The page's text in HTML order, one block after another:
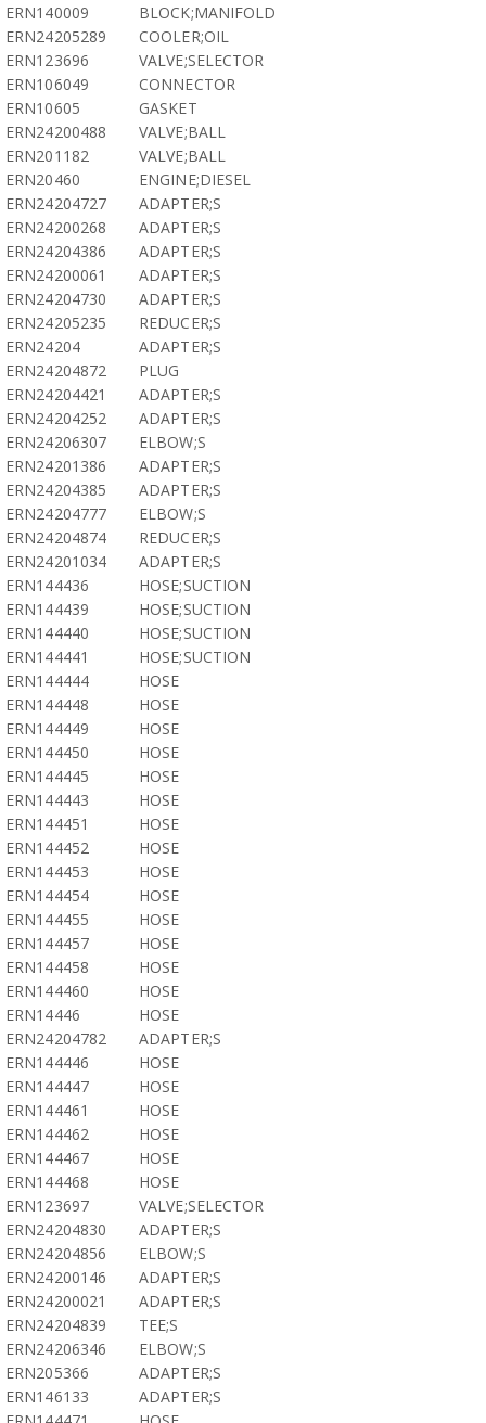
ERN140009
BLOCK;MANIFOLD
ERN24205289
COOLER;OIL
ERN123696
VALVE;SELECTOR
ERN106049
CONNECTOR
ERN10605
GASKET
ERN24200488
VALVE;BALL
ERN201182
VALVE;BALL
ERN20460
ENGINE;DIESEL
ERN24204727
ADAPTER;S
ERN24200268
ADAPTER;S
ERN24204386
ADAPTER;S
ERN24200061
ADAPTER;S
ERN24204730
ADAPTER;S
ERN24205235
REDUCER;S
ERN24204
ADAPTER;S
ERN24204872
PLUG
ERN24204421
ADAPTER;S
ERN24204252
ADAPTER;S
ERN24206307
ELBOW;S
ERN24201386
ADAPTER;S
ERN24204385
ADAPTER;S
ERN24204777
ELBOW;S
ERN24204874
REDUCER;S
ERN24201034
ADAPTER;S
ERN144436
HOSE;SUCTION
ERN144439
HOSE;SUCTION
ERN144440
HOSE;SUCTION
ERN144441
HOSE;SUCTION
ERN144444
HOSE
ERN144448
HOSE
ERN144449
HOSE
ERN144450
HOSE
ERN144445
HOSE
ERN144443
HOSE
ERN144451
HOSE
ERN144452
HOSE
ERN144453
HOSE
ERN144454
HOSE
ERN144455
HOSE
ERN144457
HOSE
ERN144458
HOSE
ERN144460
HOSE
ERN14446
HOSE
ERN24204782
ADAPTER;S
ERN144446
HOSE
ERN144447
HOSE
ERN144461
HOSE
ERN144462
HOSE
ERN144467
HOSE
ERN144468
HOSE
ERN123697
VALVE;SELECTOR
ERN24204830
ADAPTER;S
ERN24204856
ELBOW;S
ERN24200146
ADAPTER;S
ERN24200021
ADAPTER;S
ERN24204839
TEE;S
ERN24206346
ELBOW;S
ERN205366
ADAPTER;S
ERN146133
ADAPTER;S